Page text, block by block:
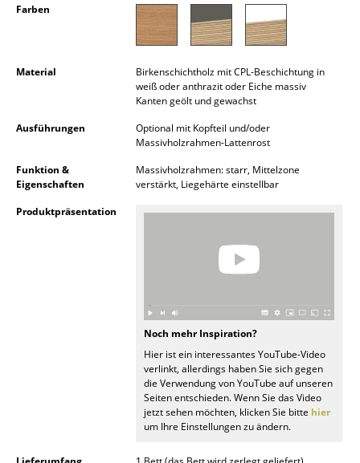
Outdoor-Leuchten
Betten
Doppelbetten
Nachttische & Bettzubehör
Farben
Material
Birkenschichtholz mit CPL-Beschichtung in
weiß oder anthrazit oder Eiche massiv
Kanten geölt und gewachst
Ausführungen
Optional mit Kopfteil und/oder
Massivholzrahmen-Lattenrost
Funktion &
Eigenschaften
Massivholzrahmen: starr, Mittelzone
verstärkt, Liegehärte einstellbar
Produktpräsentation
Noch mehr Inspiration?
Hier ist ein interessantes YouTube-Video
verlinkt, allerdings haben Sie sich gegen
die Verwendung von YouTube auf unseren
Seiten entschieden. Wenn Sie das Video
jetzt sehen möchten, klicken Sie bitte hier
um Ihre Einstellungen zu ändern.